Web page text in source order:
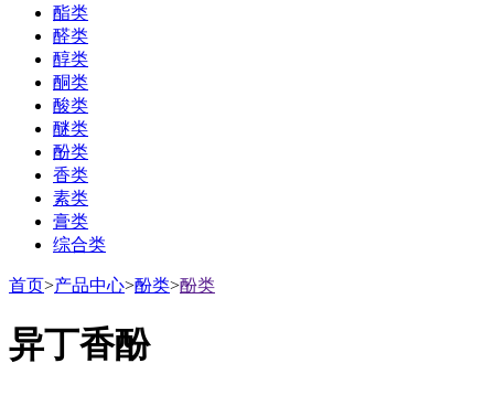
酯类
醛类
醇类
酮类
酸类
醚类
酚类
香类
素类
膏类
综合类
首页>产品中心>酚类>酚类
异丁香酚